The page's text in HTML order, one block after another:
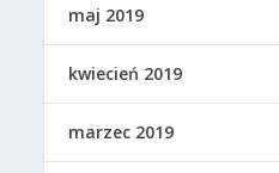
maj 2019
kwiecień 2019
marzec 2019